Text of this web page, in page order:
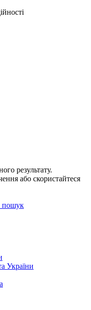
результату.
або скористайтеся
пошук
України